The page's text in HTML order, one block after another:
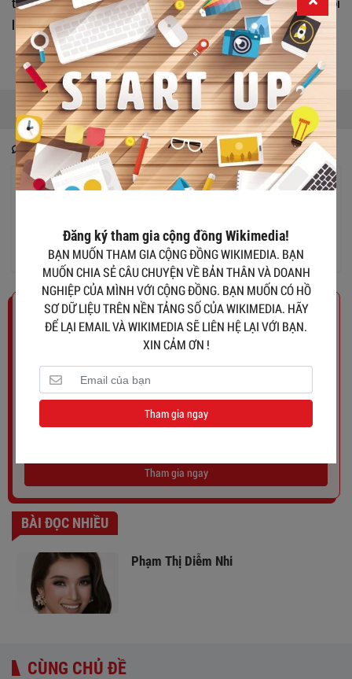
livestream.
Nguyễn Phương Hằng Nguyễn Thị Thanh Tuyền
1Thích Chia sẻ Báo xấu
Bình luận
Gửi bình luận
Đăng ký tham gia cộng đồng Wikimedia!
BẠN MUỐN THAM GIA CỘNG ĐỒNG WIKIMEDIA. BẠN MUỐN
CHIA SẺ CÂU CHUYỆN VỀ BẢN THÂN VÀ DOANH NGHIỆP CỦA
MÌNH VỚI CỘNG ĐỒNG. BẠN MUỐN CÓ HỒ SƠ DỮ LIỆU TRÊN
NỀN TẢNG SỐ CỦA WIKIMEDIA. HÃY ĐỂ LẠI EMAIL VÀ
WIKIMEDIA SẼ LIÊN HỆ LẠI VỚI BẠN. XIN CẢM ƠN !
Tham gia ngay
BÀI ĐỌC NHIỀU
Phạm Thị Diễm Nhi
CÙNG CHỦ ĐỀ
Đăng ký tham gia cộng đồng Wikimedia!
BẠN MUỐN THAM GIA CỘNG ĐỒNG WIKIMEDIA. BẠN
MUỐN CHIA SẺ CÂU CHUYỆN VỀ BẢN THÂN VÀ DOANH
NGHIỆP CỦA MÌNH VỚI CỘNG ĐỒNG. BẠN MUỐN CÓ HỒ
SƠ DỮ LIỆU TRÊN NỀN TẢNG SỐ CỦA WIKIMEDIA. HÃY
ĐỂ LẠI EMAIL VÀ WIKIMEDIA SẼ LIÊN HỆ LẠI VỚI BẠN.
XIN CẢM ƠN !
Tham gia ngay